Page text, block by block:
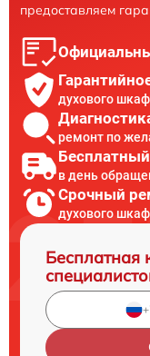
предоставляем
духового
ремонт по
в день
Срочный
духового
Бесплатная